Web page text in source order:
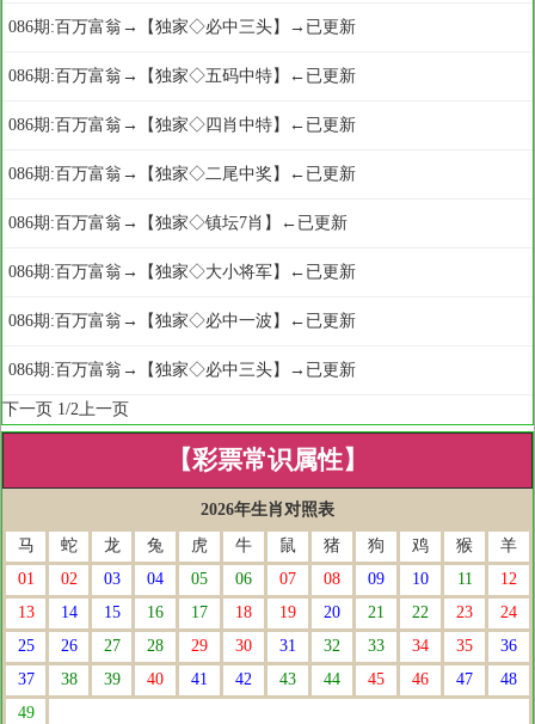
086期:百万富翁→【独家◇必中三头】→已更新
086期:百万富翁→【独家◇五码中特】←已更新
086期:百万富翁→【独家◇四肖中特】←已更新
086期:百万富翁→【独家◇二尾中奖】←已更新
086期:百万富翁→【独家◇镇坛7肖】←已更新
086期:百万富翁→【独家◇大小将军】←已更新
086期:百万富翁→【独家◇必中一波】←已更新
086期:百万富翁→【独家◇必中三头】→已更新
下一页 1/2上一页
【彩票常识属性】
2026年生肖对照表
马
蛇 龙 兔 虎 牛 鼠 猪 狗 鸡 猴
羊
01
02 03 04 05 06 07 08 09 10 11
12
13
14 15 16 17 18 19 20 21 22 23
24
25
26 27 28 29 30 31 32 33 34 35
36
37
38 39 40 41 42 43 44 45 46 47
48
49